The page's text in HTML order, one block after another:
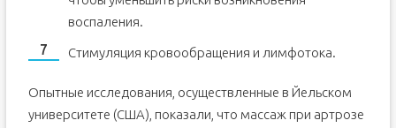
воспаления.
Стимуляция кровообращения и лимфотока.
Опытные исследования, осуществленные в Йельском
университете (США), показали, что массаж при артрозе